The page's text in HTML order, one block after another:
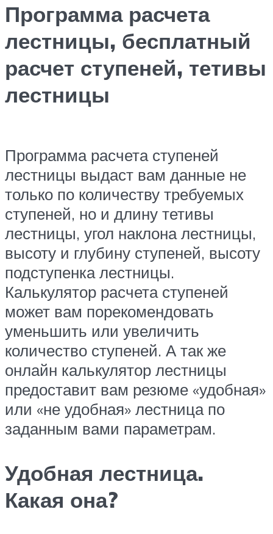
Программа расчета
лестницы, бесплатный
расчет ступеней, тетивы
лестницы
Программа расчета ступеней
лестницы выдаст вам данные не
только по количеству требуемых
ступеней, но и длину тетивы
лестницы, угол наклона лестницы,
высоту и глубину ступеней, высоту
подступенка лестницы.
Калькулятор расчета ступеней
может вам порекомендовать
уменьшить или увеличить
количество ступеней. А так же
онлайн калькулятор лестницы
предоставит вам резюме «удобная»
или «не удобная» лестница по
заданным вами параметрам.
Удобная лестница.
Какая она?